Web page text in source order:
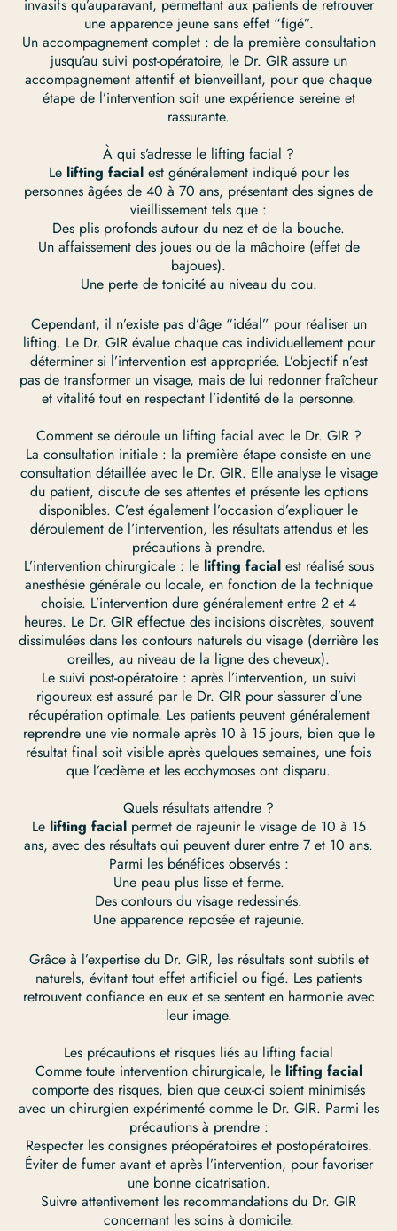
invasifs qu’auparavant, permettant aux patients de retrouver
une apparence jeune sans effet “figé”.
Un accompagnement complet : de la première consultation
jusqu’au suivi post-opératoire, le Dr. GIR assure un
accompagnement attentif et bienveillant, pour que chaque
étape de l’intervention soit une expérience sereine et
rassurante.
À qui s’adresse le lifting facial ?
Le lifting facialest généralement indiqué pour les
personnes âgées de 40 à 70 ans, présentant des signes de
vieillissement tels que :
Des plis profonds autour du nez et de la bouche.
Un affaissement des joues ou de la mâchoire (effet de
bajoues).
Une perte de tonicité au niveau du cou.
Cependant, il n’existe pas d’âge “idéal” pour réaliser un
lifting. Le Dr. GIR évalue chaque cas individuellement pour
déterminer si l’intervention est appropriée. L’objectif n’est
pas de transformer un visage, mais de lui redonner fraîcheur
et vitalité tout en respectant l’identité de la personne.
Comment se déroule un lifting facial avec le Dr. GIR ?
La consultation initiale : la première étape consiste en une
consultation détaillée avec le Dr. GIR. Elle analyse le visage
du patient, discute de ses attentes et présente les options
disponibles. C’est également l’occasion d’expliquer le
déroulement de l’intervention, les résultats attendus et les
précautions à prendre.
L’intervention chirurgicale : le lifting facial est réalisé sous
anesthésie générale ou locale, en fonction de la technique
choisie. L’intervention dure généralement entre 2 et 4
heures. Le Dr. GIR effectue des incisions discrètes, souvent
dissimulées dans les contours naturels du visage (derrière les
oreilles, au niveau de la ligne des cheveux).
Le suivi post-opératoire : après l’intervention, un suivi
rigoureux est assuré par le Dr. GIR pour s’assurer d’une
récupération optimale. Les patients peuvent généralement
reprendre une vie normale après 10 à 15 jours, bien que le
résultat final soit visible après quelques semaines, une fois
que l’œdème et les ecchymoses ont disparu.
Quels résultats attendre ?
Le lifting facialpermet de rajeunir le visage de 10 à 15
ans, avec des résultats qui peuvent durer entre 7 et 10 ans.
Parmi les bénéfices observés :
Une peau plus lisse et ferme.
Des contours du visage redessinés.
Une apparence reposée et rajeunie.
Grâce à l’expertise du Dr. GIR, les résultats sont subtils et
naturels, évitant tout effet artificiel ou figé. Les patients
retrouvent confiance en eux et se sentent en harmonie avec
leur image.
Les précautions et risques liés au lifting facial
Comme toute intervention chirurgicale, le lifting facial
comporte des risques, bien que ceux-ci soient minimisés
avec un chirurgien expérimenté comme le Dr. GIR. Parmi les
précautions à prendre :
Respecter les consignes préopératoires et postopératoires.
Éviter de fumer avant et après l’intervention, pour favoriser
une bonne cicatrisation.
Suivre attentivement les recommandations du Dr. GIR
concernant les soins à domicile.